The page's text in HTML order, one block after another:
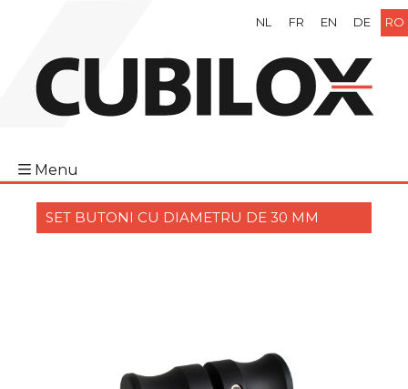
NL FR EN DE RO
Menu
SET BUTONI CU DIAMETRU DE 30 MM